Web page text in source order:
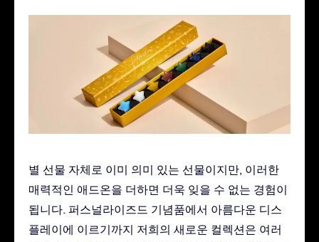
별 선물 자체로 이미 의미 있는 선물이지만, 이러한
매력적인 애드온을 더하면 더욱 잊을 수 없는 경험이
됩니다. 퍼스널라이즈드 기념품에서 아름다운 디스
플레이에 이르기까지 저희의 새로운 컬렉션은 여러